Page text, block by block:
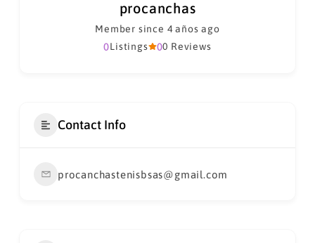
procanchas
Member since 4 años ago
00 Reviews
0Listings
Contact Info
procanchastenisbsas@gmail.com